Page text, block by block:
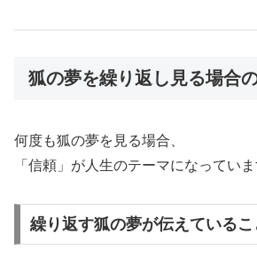
狐の夢を繰り返し見る場合
何度も狐の夢を見る場合、
「信頼」が人生のテーマになっていま
繰り返す狐の夢が伝えているこ